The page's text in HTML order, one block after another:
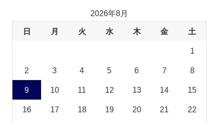
2026年8月
日 月 火 水 木 金 土
1
2 3 4 5 6 7 8
9 10 11 12 13 14 15
16 17 18 19 20 21 22